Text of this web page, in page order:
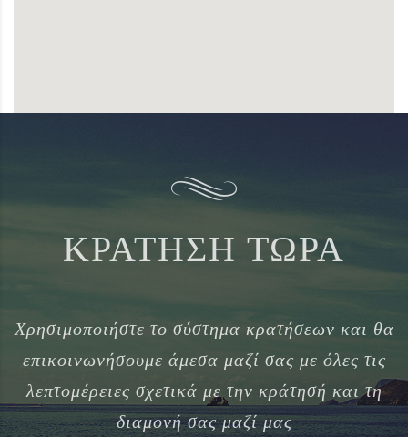
ΚΡΑΤΗΣΗ ΤΩΡΑ
Χρησιμοποιήστε το σύστημα κρατήσεων και θα
επικοινωνήσουμε άμεσα μαζί σας με όλες τις
λεπτομέρειες σχετικά με την κράτησή και τη
διαμονή σας μαζί μας